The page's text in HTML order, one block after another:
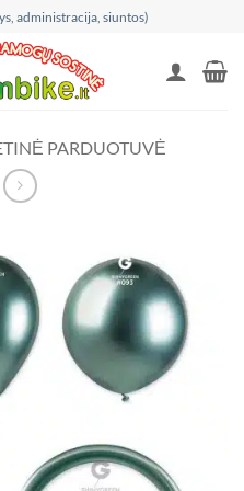
administracija, siuntos)
PARDUOTUVĖ